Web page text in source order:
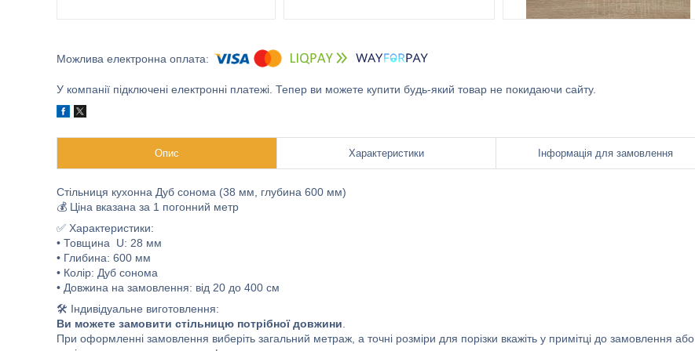
У компанії підключені електронні платежі. Тепер ви можете купити будь-який товар не покидаючи сайту.
Опис Характеристики Інформація для замовлення
Стільниця кухонна Дуб сонома (38 мм, глубина 600 мм)
💰 Ціна вказана за 1 погонний метр
✅ Характеристики:
• Товщина U: 28 мм
• Глибина: 600 мм
• Колір: Дуб сонома
• Довжина на замовлення: від 20 до 400 см
🛠️ Індивідуальне виготовлення:
Ви можете замовити стільницю потрібної довжини
При оформленні замовлення виберіть загальний метраж, а точні розміри для порізки вкажіть у примітці до замовлення або